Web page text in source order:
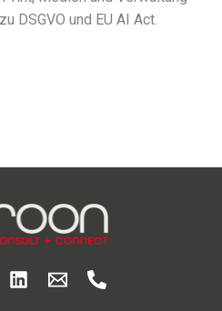
DSGVO und EU AI Act.